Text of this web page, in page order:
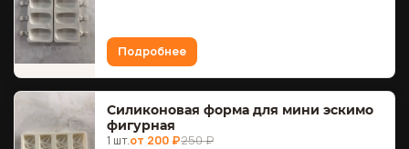
Подробнее
Силиконовая форма для мини эскимо
фигурная
1 шт.от 200 ₽250 ₽